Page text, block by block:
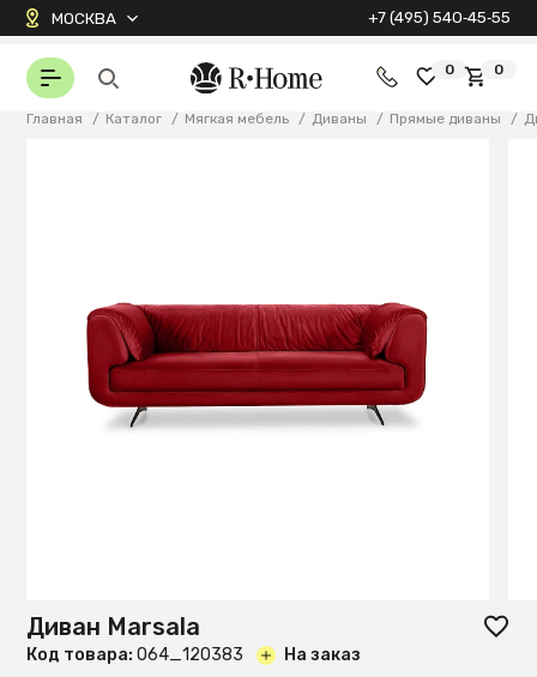
МОСКВА +7 (495) 540‑45‑55
0 0
Главная / Каталог / Мягкая мебель / Диваны / Прямые диваны /
Диван Marsala
Код товара: O64_120383 На заказ